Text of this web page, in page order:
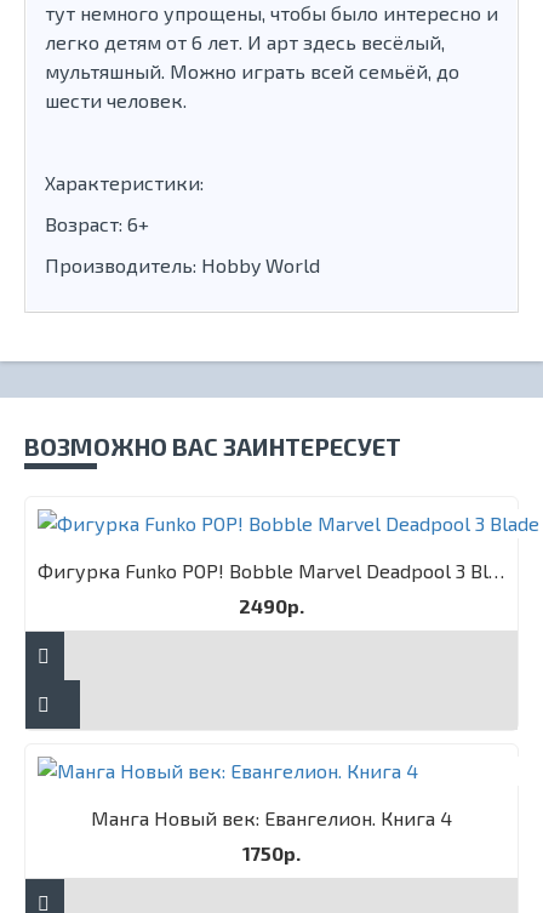
тут немного упрощены, чтобы было интересно и
легко детям от 6 лет. И арт здесь весёлый,
мультяшный. Можно играть всей семьёй, до
шести человек.
Характеристики:
Возраст: 6+
Производитель: Hobby World
ВОЗМОЖНО ВАС ЗАИНТЕРЕСУЕТ
Фигурка Funko POP! Bobble Marvel Deadpool 3 Blade
2490р.
Манга Новый век: Евангелион. Книга 4
1750р.